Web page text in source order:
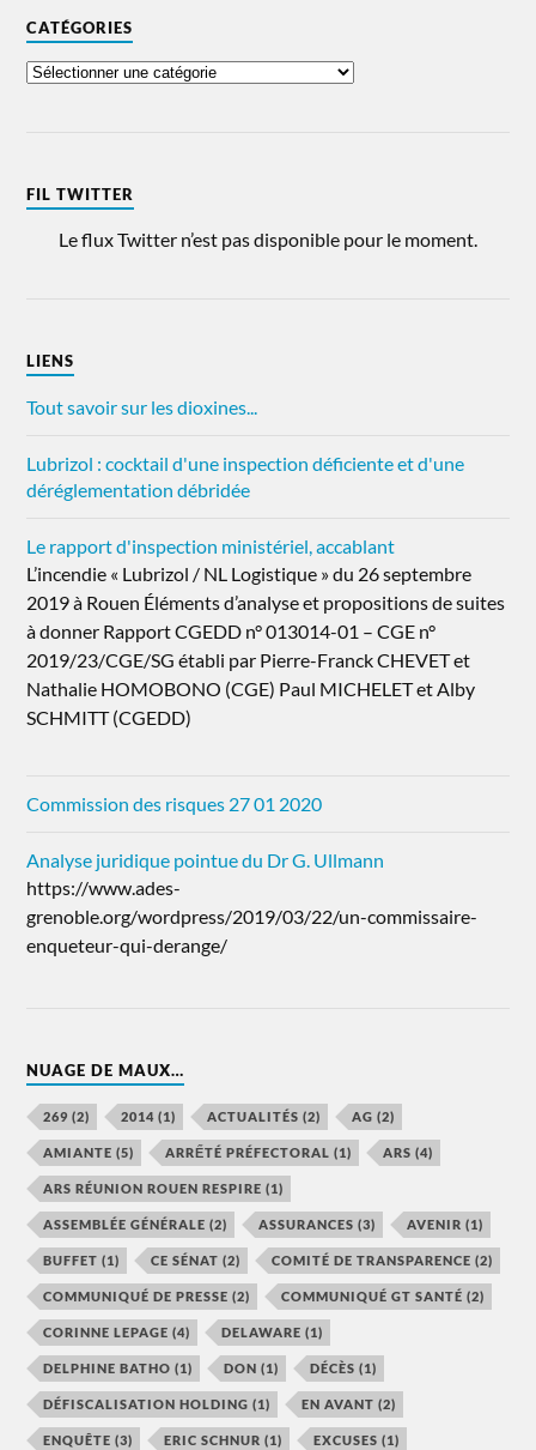
CATÉGORIES
FIL TWITTER
Le flux Twitter n’est pas disponible pour le moment.
LIENS
Tout savoir sur les dioxines...
Lubrizol : cocktail d'une inspection déficiente et d'une
déréglementation débridée
Le rapport d'inspection ministériel, accablant
L’incendie « Lubrizol / NL Logistique » du 26 septembre
2019 à Rouen Éléments d’analyse et propositions de suites
à donner Rapport CGEDD n° 013014-01 – CGE n°
2019/23/CGE/SG établi par Pierre-Franck CHEVET et
Nathalie HOMOBONO (CGE) Paul MICHELET et Alby
SCHMITT (CGEDD)
Commission des risques 27 01 2020
Analyse juridique pointue du Dr G. Ullmann
https://www.ades-
grenoble.org/wordpress/2019/03/22/un-commissaire-
enqueteur-qui-derange/
NUAGE DE MAUX…
269 (2) 2014 (1) ACTUALITÉS (2) AG (2)
AMIANTE (5) ARRẾTÉ PRÉFECTORAL (1) ARS (4)
ARS RÉUNION ROUEN RESPIRE (1)
ASSEMBLÉE GÉNÉRALE (2) ASSURANCES (3) AVENIR (1)
BUFFET (1) CE SÉNAT (2) COMITÉ DE TRANSPARENCE (2)
COMMUNIQUÉ DE PRESSE (2) COMMUNIQUÉ GT SANTÉ (2)
CORINNE LEPAGE (4) DELAWARE (1)
DELPHINE BATHO (1) DON (1) DÉCÈS (1)
DÉFISCALISATION HOLDING (1) EN AVANT (2)
ENQUÊTE (3) ERIC SCHNUR (1) EXCUSES (1)